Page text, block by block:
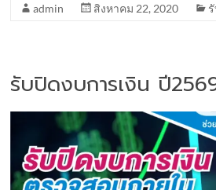
admin สิงหาคม 22, 2020
รับปิดงบการเงิน ปี